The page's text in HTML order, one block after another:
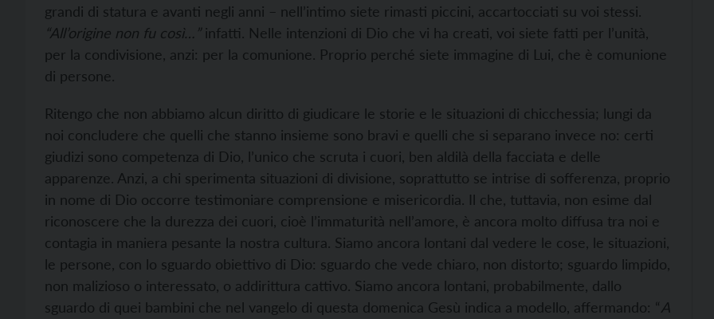
grandi di statura e avanti negli anni – nell’intimo siete rimasti piccini, accartocciati su voi stessi.
“All’origine non fu così…”infatti. Nelle intenzioni di Dio che vi ha creati, voi siete fatti per l’unità,
per la condivisione, anzi: per la comunione. Proprio perché siete immagine di Lui, che è comunione
di persone.
Ritengo che non abbiamo alcun diritto di giudicare le storie e le situazioni di chicchessia; lungi da
noi concludere che quelli che stanno insieme sono bravi e quelli che si separano invece no: certi
giudizi sono competenza di Dio, l’unico che scruta i cuori, ben aldilà della facciata e delle
apparenze. Anzi, a chi sperimenta situazioni di divisione, soprattutto se intrise di sofferenza, proprio
in nome di Dio occorre testimoniare comprensione e misericordia. Il che, tuttavia, non esime dal
riconoscere che la durezza dei cuori, cioè l’immaturità nell’amore, è ancora molto diffusa tra noi e
contagia in maniera pesante la nostra cultura. Siamo ancora lontani dal vedere le cose, le situazioni,
le persone, con lo sguardo obiettivo di Dio: sguardo che vede chiaro, non distorto; sguardo limpido,
non malizioso o interessato, o addirittura cattivo. Siamo ancora lontani, probabilmente, dallo
sguardo di quei bambini che nel vangelo di questa domenica Gesù indica a modello, affermando: “A